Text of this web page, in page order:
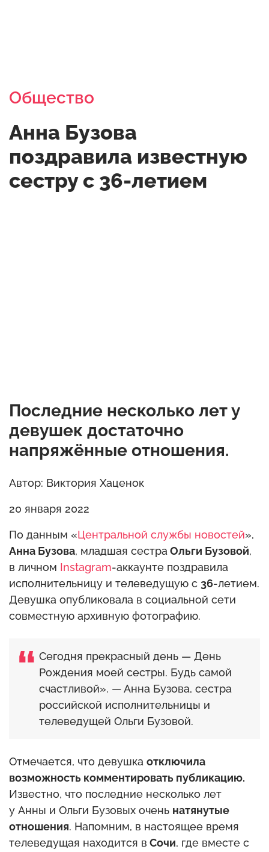
Общество
Анна Бузова
поздравила известную
сестру с 36-летием
Последние несколько лет у
девушек достаточно
напряжённые отношения.
Автор: Виктория Хаценок
20 января 2022
По данным «Центральной службы новостей»,
Анна Бузова, младшая сестра Ольги Бузовой,
в личном Instagram-аккаунте поздравила
исполнительницу и телеведущую с 36-летием.
Девушка опубликовала в социальной сети
совместную архивную фотографию.
Сегодня прекрасный день — День
Рождения моей сестры. Будь самой
счастливой». — Анна Бузова, сестра
российской исполнительницы и
телеведущей Ольги Бузовой.
Отмечается, что девушка отключила
возможность комментировать публикацию.
Известно, что последние несколько лет
у Анны и Ольги Бузовых очень натянутые
отношения. Напомним, в настоящее время
телеведущая находится в Сочи, где вместе с